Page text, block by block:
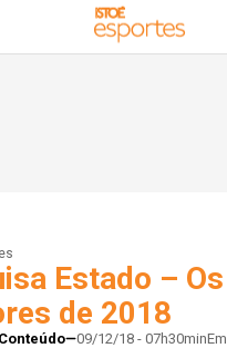
Estado – Os
de 2018
09/12/18 - 07h30minEm